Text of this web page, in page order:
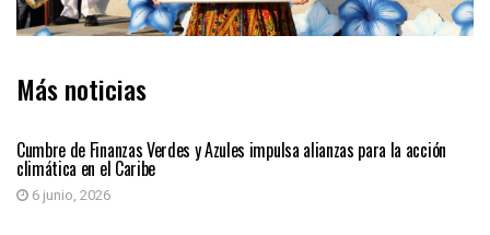
Más noticias
Cumbre de Finanzas Verdes y Azules impulsa alianzas para la acción
climática en el Caribe
6 junio, 2026
REGIÓN CARIBE